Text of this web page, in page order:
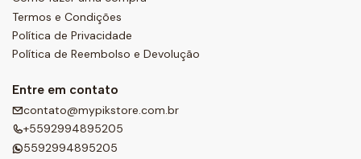
Termos e Condições
Política de Privacidade
Política de Reembolso e Devolução
Entre em contato
contato@mypikstore.com.br
+5592994895205
5592994895205